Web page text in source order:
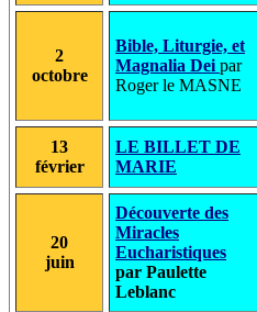
2
octobre
Bible, Liturgie, et
Magnalia Dei par
Roger le MASNE
13
février
LE BILLET DE
MARIE
20
juin
Découverte des
Miracles
Eucharistiques
par Paulette
Leblanc